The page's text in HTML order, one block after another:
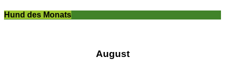
Hund des Monats
August